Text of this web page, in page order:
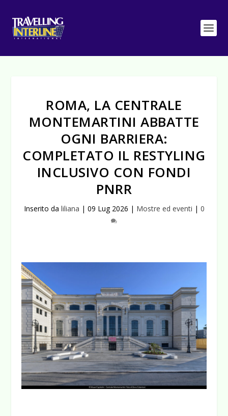
ROMA, LA CENTRALE
MONTEMARTINI ABBATTE
OGNI BARRIERA:
COMPLETATO IL RESTYLING
INCLUSIVO CON FONDI
PNRR
Inserito da liliana | 09 Lug 2026 | Mostre ed eventi | 0